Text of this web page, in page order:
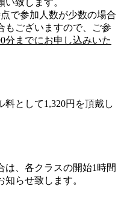
で参加人数が少数の場合
もございますので、ご参
分までにお申し込みいた
として1,320円を頂戴し
は、各クラスの開始1時間
らせ致します。